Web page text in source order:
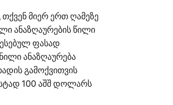
მიერ ერთ ღამეზე
ანაზღაურების წილი
ფასად
ანაზღაურება
გამოქვითვის
100 აშშ დოლარს